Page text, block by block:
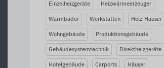
Einzelheizgeräte Heizwärmeerzeuger
Warmbäder Werkstätten Holz-Häuser
Wohngebäude Produktionsgebäude
Gebäudesystemtechnik Direktheizgeräte
Hotelgebäude Carports Häuser